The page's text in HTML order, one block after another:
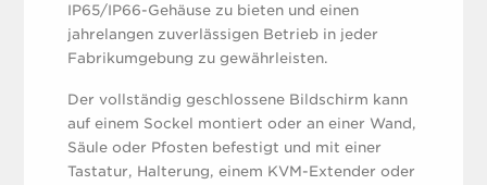
IP65/IP66-Gehäuse zu bieten und einen
jahrelangen zuverlässigen Betrieb in jeder
Fabrikumgebung zu gewährleisten.
Der vollständig geschlossene Bildschirm kann
auf einem Sockel montiert oder an einer Wand,
Säule oder Pfosten befestigt und mit einer
Tastatur, Halterung, einem KVM-Extender oder